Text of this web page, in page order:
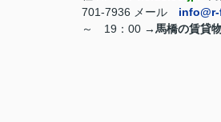
701-7936 メール
～ 19：00 →馬橋の賃貸